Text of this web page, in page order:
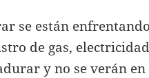
se están
de gas,
y no se verán en